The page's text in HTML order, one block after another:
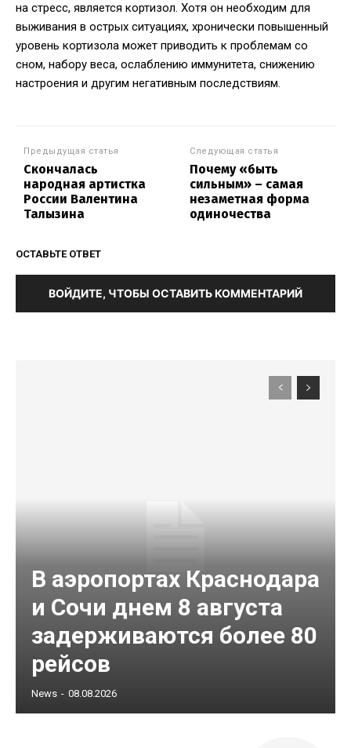
на стресс, является кортизол. Хотя он необходим для
выживания в острых ситуациях, хронически повышенный
уровень кортизола может приводить к проблемам со
сном, набору веса, ослаблению иммунитета, снижению
настроения и другим негативным последствиям.
Предыдущая статья
Скончалась
народная артистка
России Валентина
Талызина
Следующая статья
Почему «быть
сильным» – самая
незаметная форма
одиночества
ОСТАВЬТЕ ОТВЕТ
ВОЙДИТЕ, ЧТОБЫ ОСТАВИТЬ КОММЕНТАРИЙ
В аэропортах Краснодара
и Сочи днем 8 августа
задерживаются более 80
рейсов
News - 08.08.2026